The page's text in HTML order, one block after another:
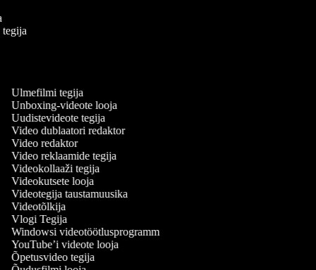
tegija
Ulmefilmi tegija
Unboxing-videote looja
Uudistevideote tegija
Video dublaatori redaktor
Video redaktor
Video reklaamide tegija
Videokollaaži tegija
Videokutsete looja
Videotegija taustamuusika
Videotõlkija
Vlogi Tegija
Windowsi videotöötlusprogramm
YouTube’i videote looja
Õpetusvideo tegija